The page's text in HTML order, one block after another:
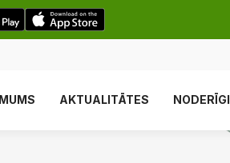
AKTUALITĀTES NODERĪGI